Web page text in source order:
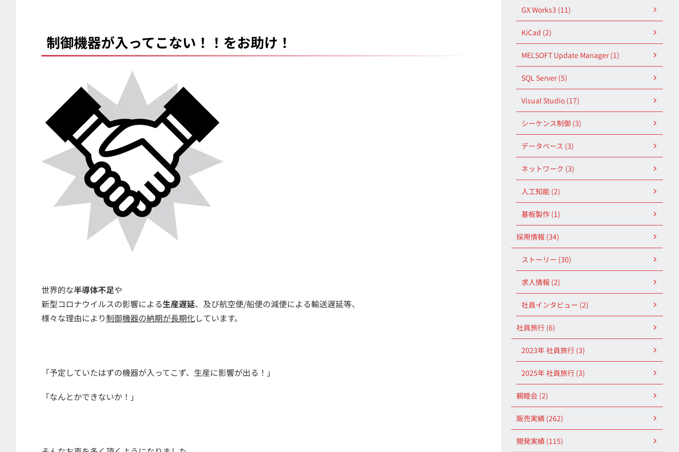
制御機器が入ってこない！！をお助け！
世界的な半導体不足や
新型コロナウイルスの影響による生産遅延、及び航空便/船便の減便による輸送遅延等、
様々な理由により制御機器の納期が長期化しています。
「予定していたはずの機器が入ってこず、生産に影響が出る！」
「なんとかできないか！」
GX Works3 (11)
KiCad (2)
MELSOFT Update Manager (1)
SQL Server (5)
Visual Studio (17)
シーケンス制御 (3)
データベース (3)
ネットワーク (3)
人工知能 (2)
基板製作 (1)
採用情報 (34)
ストーリー (30)
求人情報 (2)
社員インタビュー (2)
社員旅行 (6)
2023年 社員旅行 (3)
2025年 社員旅行 (3)
親睦会 (2)
販売実績 (262)
開発実績 (115)